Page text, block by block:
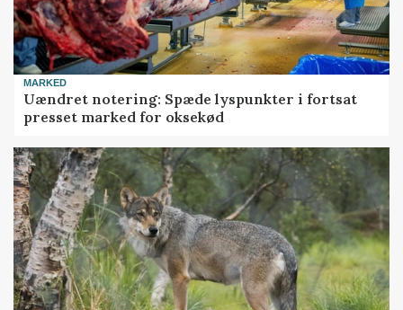
MARKED
Uændret notering: Spæde lyspunkter i fortsat
presset marked for oksekød